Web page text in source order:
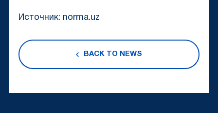
Источник: norma.uz
BACK TO NEWS